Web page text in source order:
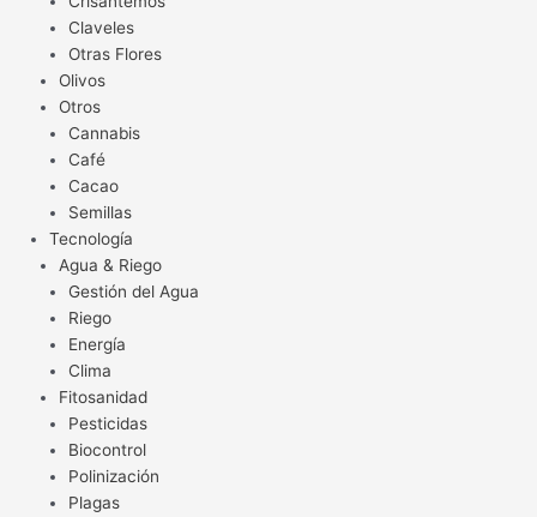
Claveles
Otras Flores
Olivos
Otros
Cannabis
Café
Cacao
Semillas
Tecnología
Agua & Riego
Gestión del Agua
Riego
Energía
Clima
Fitosanidad
Pesticidas
Biocontrol
Polinización
Plagas